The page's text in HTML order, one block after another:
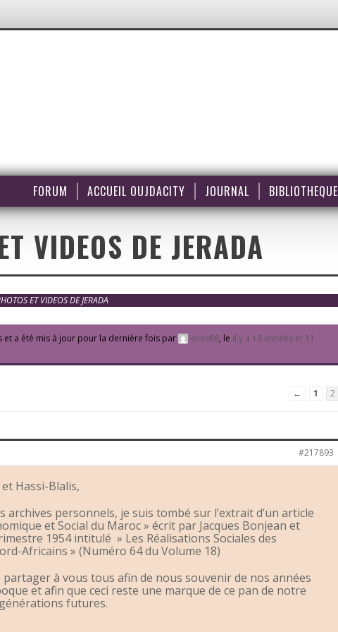
FORUM ACCUEIL OUJDACITY JOURNAL BIBLIOTHEQUE
VIDEOS DE JERADA
ET VIDEOS DE JERADA
et a été mis à jour pour la dernière fois par elias66, le il y a 13 années et 11
← 1 2
#217893
Hassi-Blalis,
archives personnels, je suis tombé sur l’extrait d’un article
et Social du Maroc » écrit par Jacques Bonjean et
1954 intitulé » Les Réalisations Sociales des
Africains » (Numéro 64 du Volume 18)
partager à vous tous afin de nous souvenir de nos années
et afin que ceci reste une marque de ce pan de notre
futures.